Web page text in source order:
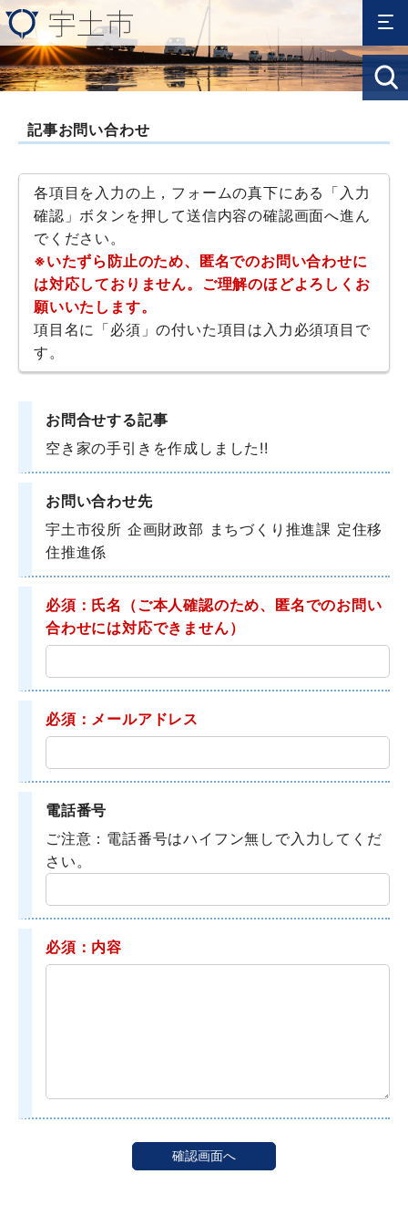
記事お問い合わせ
各項目を入力の上，フォームの真下にある「入力
確認」ボタンを押して送信内容の確認画面へ進ん
でください。
※いたずら防止のため、匿名でのお問い合わせに
は対応しておりません。ご理解のほどよろしくお
願いいたします。
項目名に「必須」の付いた項目は入力必須項目で
す。
お問合せする記事
空き家の手引きを作成しました!!
お問い合わせ先
宇土市役所 企画財政部 まちづくり推進課 定住移
住推進係
必須：氏名
（ご本人確認のため、匿名でのお問い
合わせには対応できません）
必須：メールアドレス
電話番号
ご注意：電話番号はハイフン無しで入力してくだ
さい。
必須：内容